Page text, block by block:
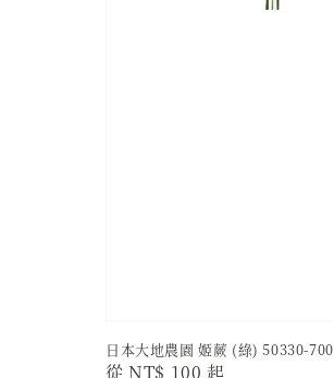
日本大地農園 姬蕨 (綠) 50330-700
Regular
從NT$ 100 起